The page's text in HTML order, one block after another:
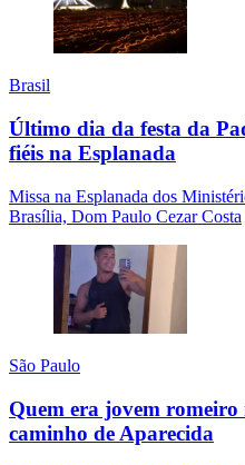
Brasil
Último dia da festa da
fiéis na Esplanada
Missa na Esplanada dos
Brasília, Dom Paulo Cezar Costa
São Paulo
Quem era jovem
caminho de Aparecida